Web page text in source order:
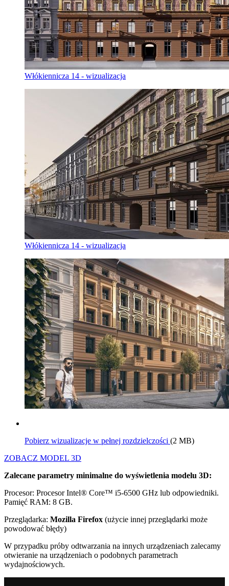
Włókiennicza 14 - wizualizacja
Włókiennicza 14 - wizualizacja
Pobierz wizualizacje w pełnej rozdzielczości (2 MB)
ZOBACZ MODEL 3D
Zalecane parametry minimalne do wyświetlenia modelu 3D:
Procesor: Procesor Intel® Core™ i5-6500 GHz lub odpowiedniki.
Pamięć RAM: 8 GB.
Przeglądarka: Mozilla Firefox (użycie innej przeglądarki może
powodować błędy)
W przypadku próby odtwarzania na innych urządzeniach zalecamy
otwieranie na urządzeniach o podobnych parametrach
wydajnościowych.